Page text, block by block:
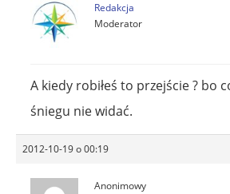
Redakcja
Moderator
A kiedy robiłeś to przejście ? bo
śniegu nie widać.
2012-10-19 o 00:19
Anonimowy